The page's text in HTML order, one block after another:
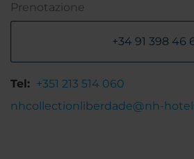
Prenotazione
+34 91 398 46
Tel: +351 213 514 060
nhcollectionliberdade@nh-